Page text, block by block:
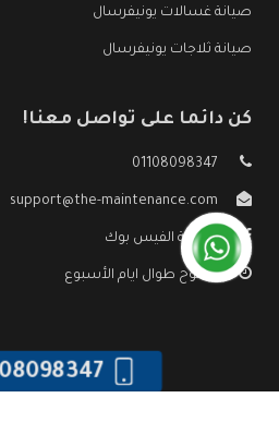
صيانة غسالات يونيفرسال
صيانة ثلاجات يونيفرسال
كن دائما على تواصل معنا!
01108098347
support@the-maintenance.com
صفحة الفيس بوك
مفتوح طوال ايام الأسبوع